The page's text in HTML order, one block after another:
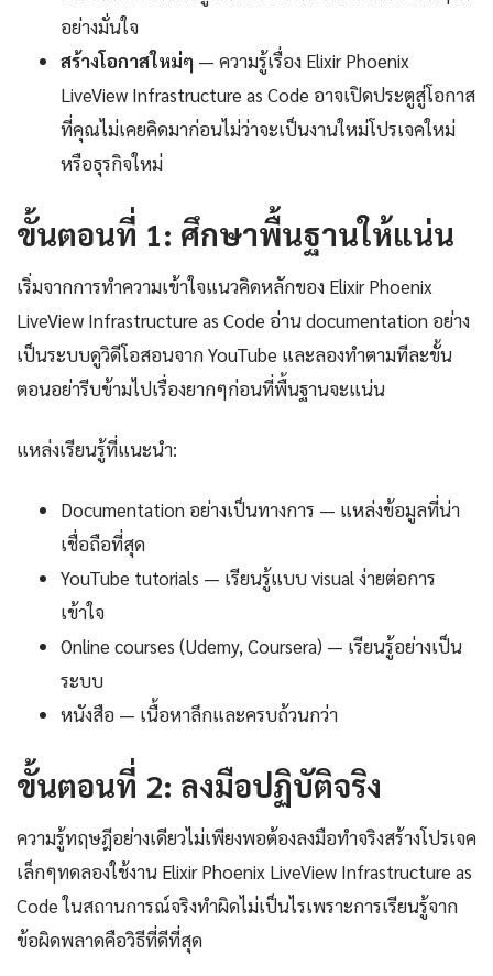
อย่างมั่นใจ
สร้างโอกาสใหม่ๆ — ความรู้เรื่อง Elixir Phoenix
LiveView Infrastructure as Code อาจเปิดประตูสู่โอกาส
ที่คุณไม่เคยคิดมาก่อนไม่ว่าจะเป็นงานใหม่โปรเจคใหม่
หรือธุรกิจใหม่
ขั้นตอนที่ 1: ศึกษาพื้นฐานให้แน่น
เริ่มจากการทำความเข้าใจแนวคิดหลักของ Elixir Phoenix
LiveView Infrastructure as Code อ่าน documentation อย่าง
เป็นระบบดูวิดีโอสอนจาก YouTube และลองทำตามทีละขั้น
ตอนอย่ารีบข้ามไปเรื่องยากๆก่อนที่พื้นฐานจะแน่น
แหล่งเรียนรู้ที่แนะนำ:
Documentation อย่างเป็นทางการ — แหล่งข้อมูลที่น่า
เชื่อถือที่สุด
YouTube tutorials — เรียนรู้แบบ visual ง่ายต่อการ
เข้าใจ
Online courses (Udemy, Coursera) — เรียนรู้อย่างเป็น
ระบบ
หนังสือ — เนื้อหาลึกและครบถ้วนกว่า
ขั้นตอนที่ 2: ลงมือปฏิบัติจริง
ความรู้ทฤษฎีอย่างเดียวไม่เพียงพอต้องลงมือทำจริงสร้างโปรเจค
เล็กๆทดลองใช้งาน Elixir Phoenix LiveView Infrastructure as
Code ในสถานการณ์จริงทำผิดไม่เป็นไรเพราะการเรียนรู้จาก
ข้อผิดพลาดคือวิธีที่ดีที่สุด